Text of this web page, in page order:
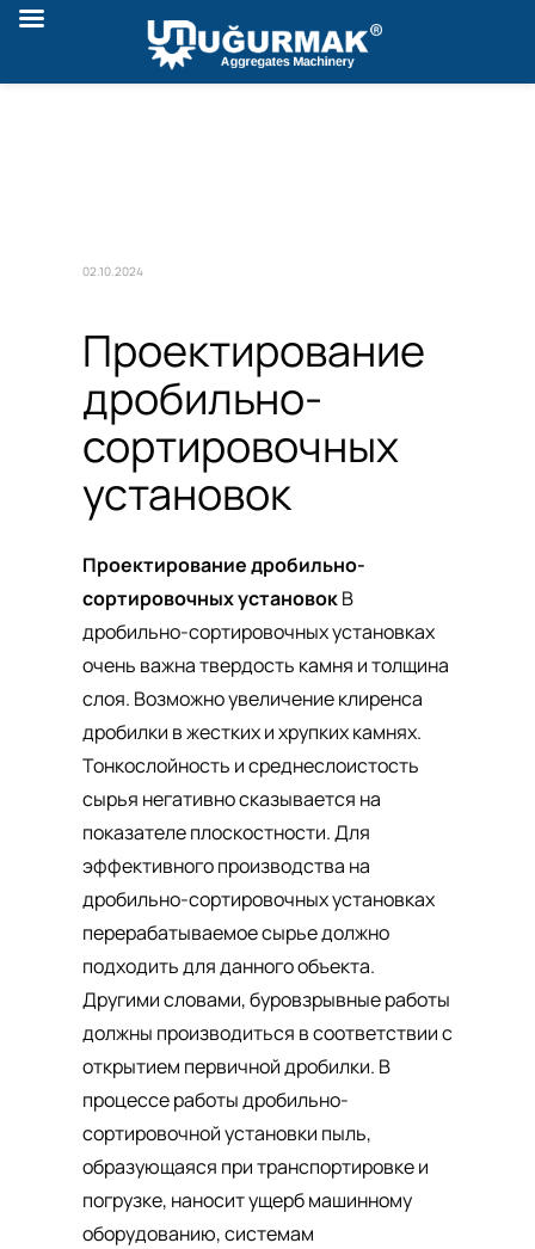
02.10.2024
Проектирование
дробильно-
сортировочных
установок
Проектирование дробильно-
сортировочных установокВ
дробильно-сортировочных установках
очень важна твердость камня и толщина
слоя. Возможно увеличение клиренса
дробилки в жестких и хрупких камнях.
Тонкослойность и среднеслоистость
сырья негативно сказывается на
показателе плоскостности. Для
эффективного производства на
дробильно-сортировочных установках
перерабатываемое сырье должно
подходить для данного объекта.
Другими словами, буровзрывные работы
должны производиться в соответствии с
открытием первичной дробилки. В
процессе работы дробильно-
сортировочной установки пыль,
образующаяся при транспортировке и
погрузке, наносит ущерб машинному
оборудованию, системам